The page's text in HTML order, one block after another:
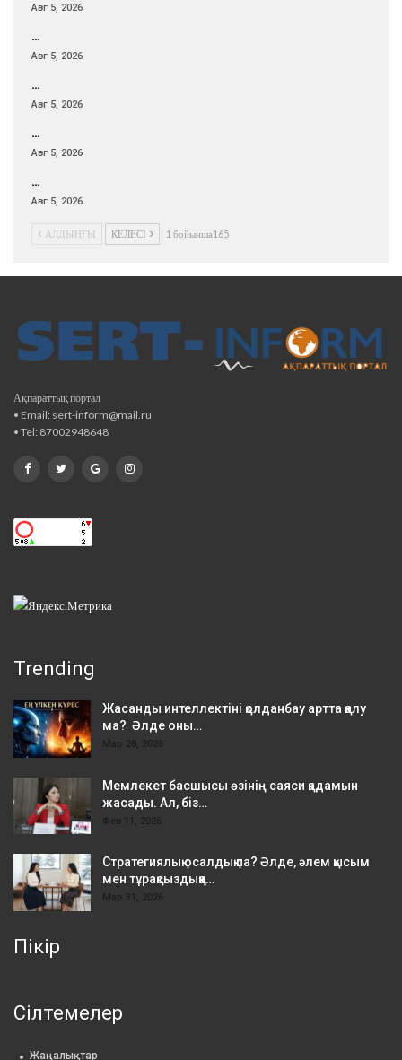
Авг 5, 2026
…
Авг 5, 2026
…
Авг 5, 2026
…
Авг 5, 2026
…
Авг 5, 2026
АЛДЫҢҒЫ КЕЛЕСІ 1 бойынша165
Ақпараттық портал
• Email: sert-inform@mail.ru
• Tel: 87002948648
Trending
Жасанды интеллектіні қолданбау артта қалу
ма? Әлде оны…
Мар 28, 2026
Мемлекет басшысы өзінің саяси қадамын
жасады. Ал, біз…
Фев 11, 2026
Стратегиялық осалдық па? Әлде, әлем қысым
мен тұрақсыздыққа…
Мар 31, 2026
Пікір
Сілтемелер
Жаңалықтар